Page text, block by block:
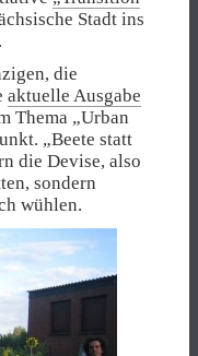
Stadt ins
die
aktuelle Ausgabe
Thema „Urban
„Beete statt
die Devise, also
sondern
wühlen.